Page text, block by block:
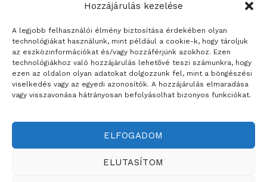
Hozzájárulás kezelése
A legjobb felhasználói élmény biztosítása érdekében olyan
technológiákat használunk, mint például a cookie-k, hogy tároljuk
az eszközinformációkat és/vagy hozzáférjünk azokhoz. Ezen
technológiákhoz való hozzájárulás lehetővé teszi számunkra, hogy
ezen az oldalon olyan adatokat dolgozzunk fel, mint a böngészési
viselkedés vagy az egyedi azonosítók. A hozzájárulás elmaradása
vagy visszavonása hátrányosan befolyásolhat bizonyos funkciókat.
ELFOGADOM
ELUTASÍTOM
ÉPÍTŐANYAGOK
Mapei Antipluviol – színtelen,
vizes diszperziós
szilikongyanta bázisú
vízlepergető impregnálószer
ÉPÍTŐANYAGOK
Rigips Rimano Plus A – extra
fehér, univerzális
felületkiegyenlítő 0-10 mm
Weboldalt készítette: